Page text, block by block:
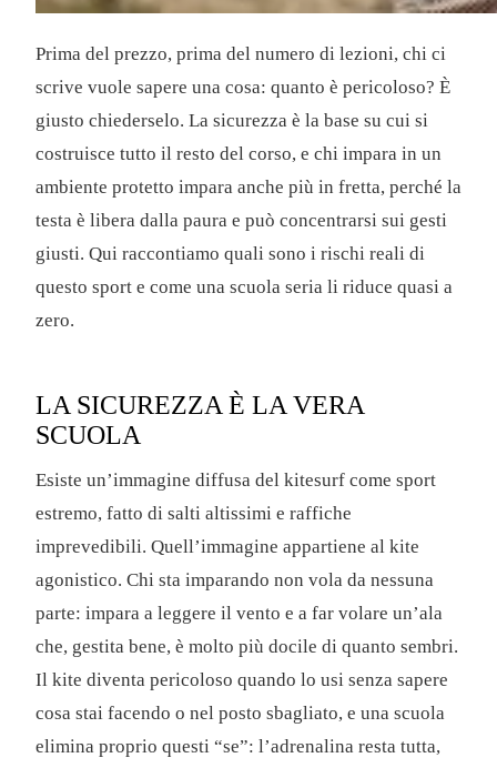
Prima del prezzo, prima del numero di lezioni, chi ci
scrive vuole sapere una cosa: quanto è pericoloso? È
giusto chiederselo. La sicurezza è la base su cui si
costruisce tutto il resto del corso, e chi impara in un
ambiente protetto impara anche più in fretta, perché la
testa è libera dalla paura e può concentrarsi sui gesti
giusti. Qui raccontiamo quali sono i rischi reali di
questo sport e come una scuola seria li riduce quasi a
zero.
LA SICUREZZA È LA VERA
SCUOLA
Esiste un’immagine diffusa del kitesurf come sport
estremo, fatto di salti altissimi e raffiche
imprevedibili. Quell’immagine appartiene al kite
agonistico. Chi sta imparando non vola da nessuna
parte: impara a leggere il vento e a far volare un’ala
che, gestita bene, è molto più docile di quanto sembri.
Il kite diventa pericoloso quando lo usi senza sapere
cosa stai facendo o nel posto sbagliato, e una scuola
elimina proprio questi “se”: l’adrenalina resta tutta,